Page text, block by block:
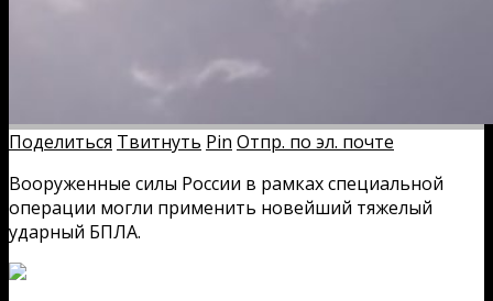
Поделиться Твитнуть Pin Отпр. по эл. почте
Вооруженные силы России в рамках специальной
операции могли применить новейший тяжелый
ударный БПЛА.